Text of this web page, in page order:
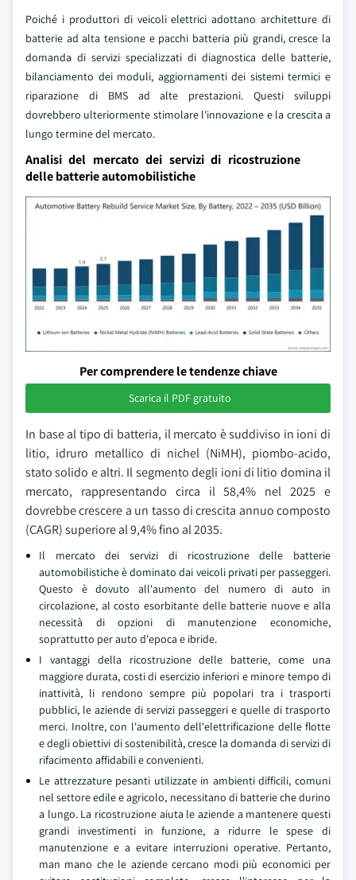
Poiché i produttori di veicoli elettrici adottano architetture di
batterie ad alta tensione e pacchi batteria più grandi, cresce la
domanda di servizi specializzati di diagnostica delle batterie,
bilanciamento dei moduli, aggiornamenti dei sistemi termici e
riparazione di BMS ad alte prestazioni. Questi sviluppi
dovrebbero ulteriormente stimolare l'innovazione e la crescita a
lungo termine del mercato.
Analisi del mercato dei servizi di ricostruzione
delle batterie automobilistiche
Per comprendere le tendenze chiave
Scarica il PDF gratuito
In base al tipo di batteria, il mercato è suddiviso in ioni di
litio, idruro metallico di nichel (NiMH), piombo-acido,
stato solido e altri. Il segmento degli ioni di litio domina il
mercato, rappresentando circa il 58,4% nel 2025 e
dovrebbe crescere a un tasso di crescita annuo composto
(CAGR) superiore al 9,4% fino al 2035.
Il mercato dei servizi di ricostruzione delle batterie
automobilistiche è dominato dai veicoli privati per passeggeri.
Questo è dovuto all'aumento del numero di auto in
circolazione, al costo esorbitante delle batterie nuove e alla
necessità di opzioni di manutenzione economiche,
soprattutto per auto d'epoca e ibride.
I vantaggi della ricostruzione delle batterie, come una
maggiore durata, costi di esercizio inferiori e minore tempo di
inattività, li rendono sempre più popolari tra i trasporti
pubblici, le aziende di servizi passeggeri e quelle di trasporto
merci. Inoltre, con l'aumento dell'elettrificazione delle flotte
e degli obiettivi di sostenibilità, cresce la domanda di servizi di
rifacimento affidabili e convenienti.
Le attrezzature pesanti utilizzate in ambienti difficili, comuni
nel settore edile e agricolo, necessitano di batterie che durino
a lungo. La ricostruzione aiuta le aziende a mantenere questi
grandi investimenti in funzione, a ridurre le spese di
manutenzione e a evitare interruzioni operative. Pertanto,
man mano che le aziende cercano modi più economici per